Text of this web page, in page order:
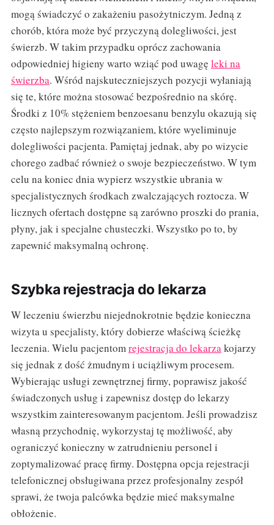
mogą świadczyć o zakażeniu pasożytniczym. Jedną z
chorób, która może być przyczyną dolegliwości, jest
świerzb. W takim przypadku oprócz zachowania
odpowiedniej higieny warto wziąć pod uwagę leki na
świerzba. Wśród najskuteczniejszych pozycji wyłaniają
się te, które można stosować bezpośrednio na skórę.
Środki z 10% stężeniem benzoesanu benzylu okazują się
często najlepszym rozwiązaniem, które wyeliminuje
dolegliwości pacjenta. Pamiętaj jednak, aby po wizycie
chorego zadbać również o swoje bezpieczeństwo. W tym
celu na koniec dnia wypierz wszystkie ubrania w
specjalistycznych środkach zwalczających roztocza. W
licznych ofertach dostępne są zarówno proszki do prania,
płyny, jak i specjalne chusteczki. Wszystko po to, by
zapewnić maksymalną ochronę.
Szybka rejestracja do lekarza
W leczeniu świerzbu niejednokrotnie będzie konieczna
wizyta u specjalisty, który dobierze właściwą ścieżkę
leczenia. Wielu pacjentomrejestracja do lekarzakojarzy
się jednak z dość żmudnym i uciążliwym procesem.
Wybierając usługi zewnętrznej firmy, poprawisz jakość
świadczonych usług i zapewnisz dostęp do lekarzy
wszystkim zainteresowanym pacjentom. Jeśli prowadzisz
własną przychodnię, wykorzystaj tę możliwość, aby
ograniczyć konieczny w zatrudnieniu personel i
zoptymalizować pracę firmy. Dostępna opcja rejestracji
telefonicznej obsługiwana przez profesjonalny zespół
sprawi, że twoja palcówka będzie mieć maksymalne
obłożenie.